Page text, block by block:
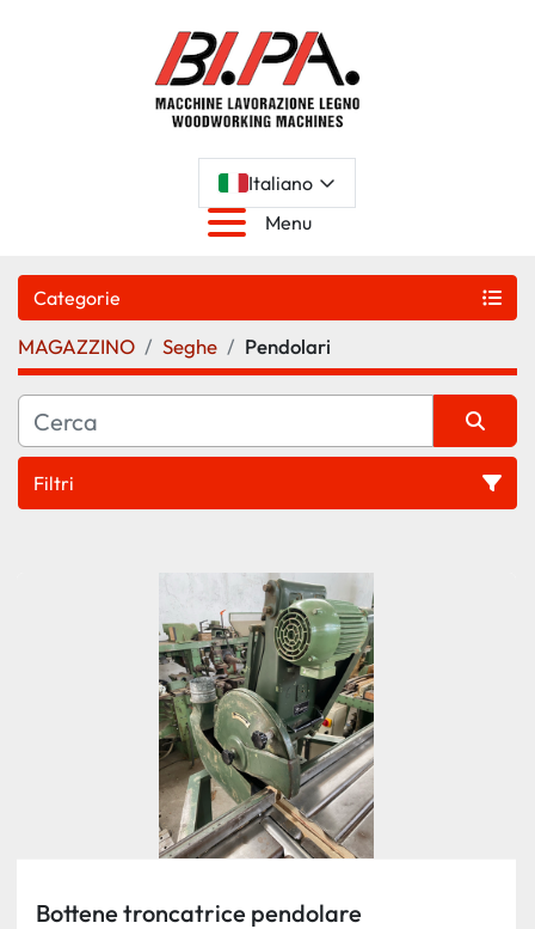
Italiano
Menu
Categorie
MAGAZZINO Seghe Pendolari
Filtri
Bottene troncatrice pendolare